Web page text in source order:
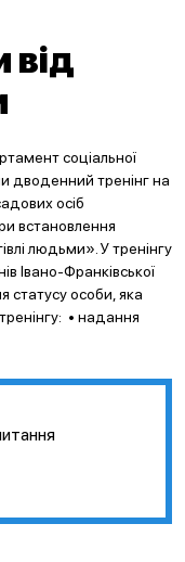
соціальної
дводенний тренінг на
осіб
встановлення
людьми». У тренінгу
Івано-Франківської
статусу особи, яка
• надання